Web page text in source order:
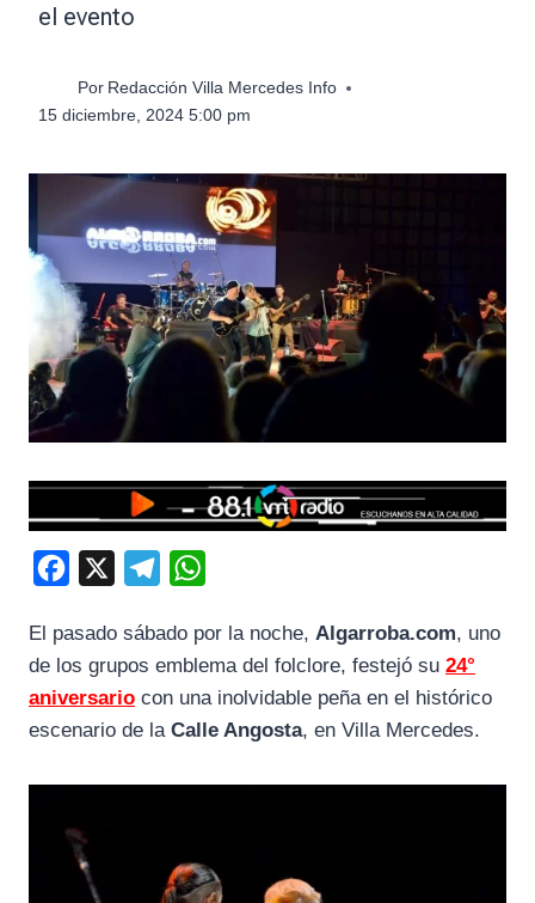
el evento
Por Redacción Villa Mercedes Info
15 diciembre, 2024 5:00 pm
c
e
b
o
l
e
g
a
a
t
s
p
El pasado sábado por la noche, Algarroba.com, uno
de los grupos emblema del folclore, festejó su 24°
aniversario con una inolvidable peña en el histórico
escenario de la Calle Angosta, en Villa Mercedes.